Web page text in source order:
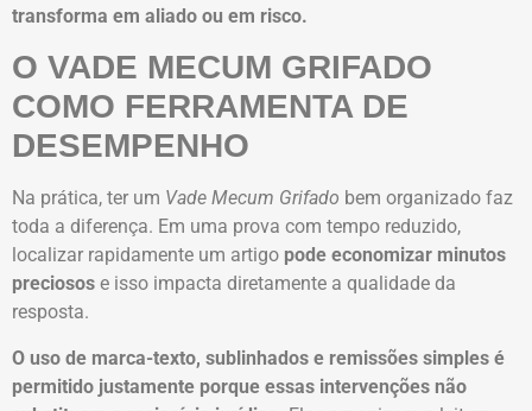
transforma em aliado ou em risco.
O VADE MECUM GRIFADO
COMO FERRAMENTA DE
DESEMPENHO
Na prática, ter um Vade Mecum Grifado bem organizado faz
toda a diferença. Em uma prova com tempo reduzido,
localizar rapidamente um artigo pode economizar minutos
preciosos e isso impacta diretamente a qualidade da
resposta.
O uso de marca-texto, sublinhados e remissões simples é
permitido justamente porque essas intervenções não